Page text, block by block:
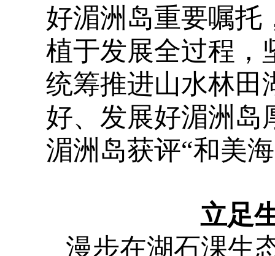
好湄洲岛重要嘱托
植于发展全过程，
统筹推进山水林田
好、发展好湄洲岛
湄洲岛获评“和美
立足
漫步在湖石淉生